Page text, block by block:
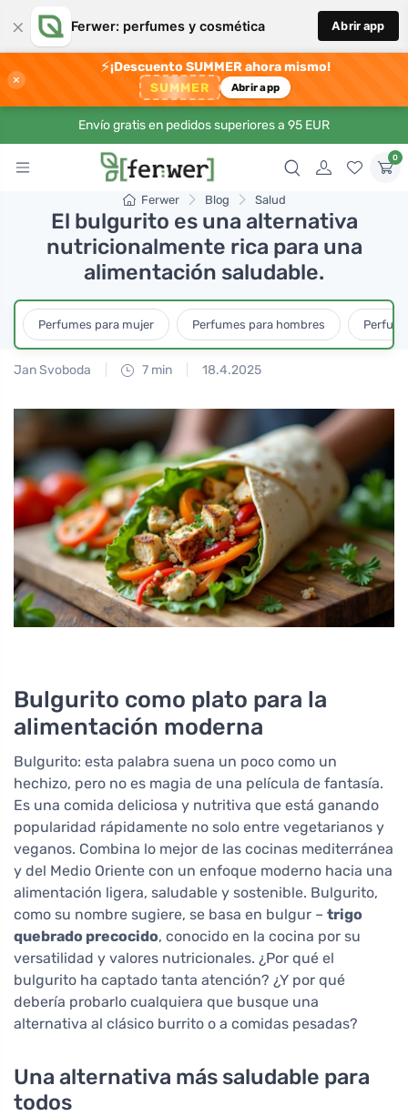
× Ferwer: perfumes y cosmética Abrir app
×
⚡¡Descuento SUMMER ahora mismo!
SUMMER Abrir app
Envío gratis en pedidos superiores a 95 EUR
0
Ferwer Blog Salud
El bulgurito es una alternativa
nutricionalmente rica para una
alimentación saludable.
Perfumes para mujer Perfumes para hombres
Jan Svoboda 7 min 18.4.2025
Bulgurito como plato para la
alimentación moderna
Bulgurito: esta palabra suena un poco como un
hechizo, pero no es magia de una película de fantasía.
Es una comida deliciosa y nutritiva que está ganando
popularidad rápidamente no solo entre vegetarianos y
veganos. Combina lo mejor de las cocinas mediterránea
y del Medio Oriente con un enfoque moderno hacia una
alimentación ligera, saludable y sostenible. Bulgurito,
como su nombre sugiere, se basa en bulgur – trigo
quebrado precocido, conocido en la cocina por su
versatilidad y valores nutricionales. ¿Por qué el
bulgurito ha captado tanta atención? ¿Y por qué
debería probarlo cualquiera que busque una
alternativa al clásico burrito o a comidas pesadas?
Una alternativa más saludable para
todos